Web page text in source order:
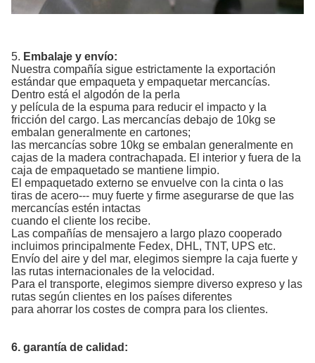
5. Embalaje y envío:
Nuestra compañía sigue estrictamente la exportación
estándar que empaqueta y empaquetar mercancías.
Dentro está el algodón de la perla
y película de la espuma para reducir el impacto y la
fricción del cargo. Las mercancías debajo de 10kg se
embalan generalmente en cartones;
las mercancías sobre 10kg se embalan generalmente en
cajas de la madera contrachapada. El interior y fuera de la
caja de empaquetado se mantiene limpio.
El empaquetado externo se envuelve con la cinta o las
tiras de acero--- muy fuerte y firme asegurarse de que las
mercancías estén intactas
cuando el cliente los recibe.
Las compañías de mensajero a largo plazo cooperado
incluimos principalmente Fedex, DHL, TNT, UPS etc.
Envío del aire y del mar, elegimos siempre la caja fuerte y
las rutas internacionales de la velocidad.
Para el transporte, elegimos siempre diverso expreso y las
rutas según clientes en los países diferentes
para ahorrar los costes de compra para los clientes.
6. garantía de calidad: